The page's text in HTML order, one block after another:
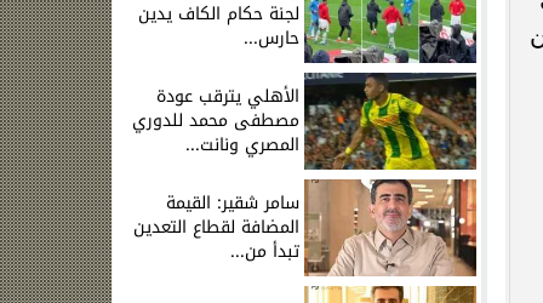
لجنة حكام الكاف يدين
حارس...
الأهلي يترقب عودة
مصطفى محمد للدوري
المصري ونانت...
سامر شقير: القيمة
المضافة لقطاع التعدين
تبدأ من...